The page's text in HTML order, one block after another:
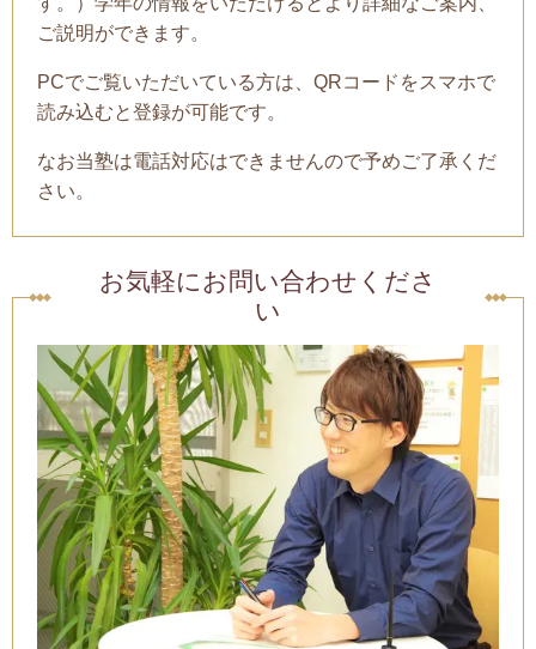
ご説明ができます。
PCでご覧いただいている方は、QRコードをスマホで
読み込むと登録が可能です。
なお当塾は電話対応はできませんので予めご了承くだ
さい。
お気軽にお問い合わせくださ
い